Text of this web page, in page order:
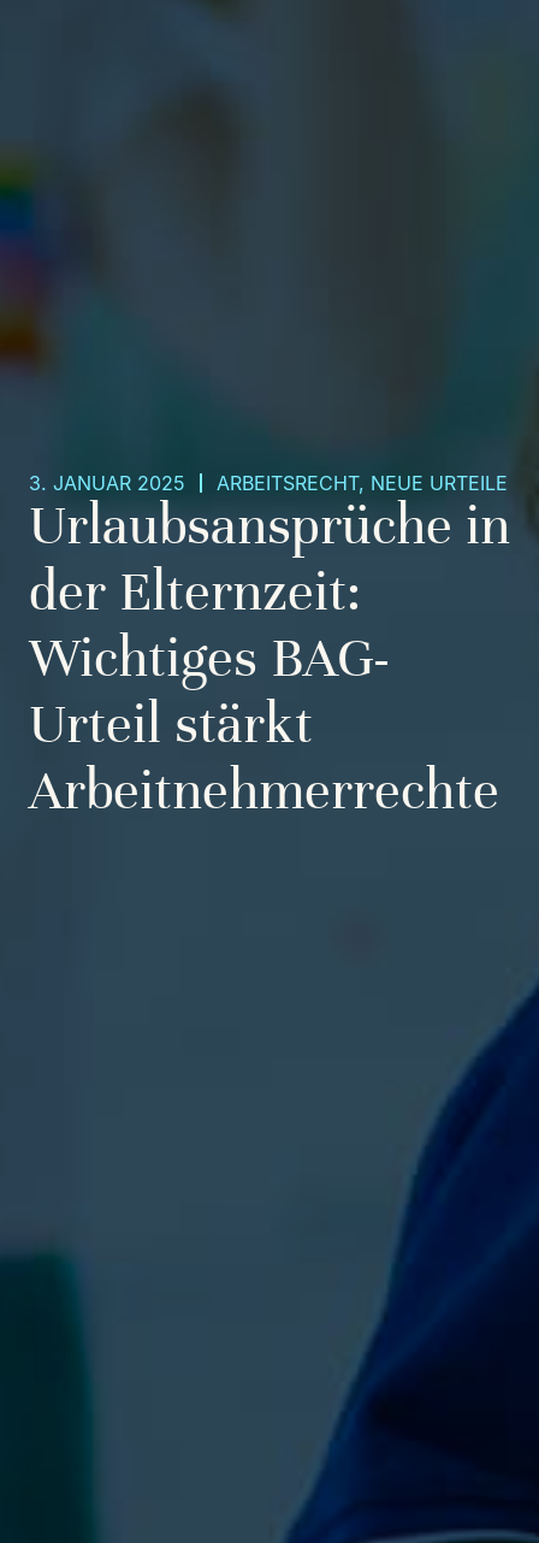
3. JANUAR 2025 ARBEITSRECHT, NEUE URTEILE
Urlaubsansprüche in
der Elternzeit:
Wichtiges BAG-
Urteil stärkt
Arbeitnehmerrechte